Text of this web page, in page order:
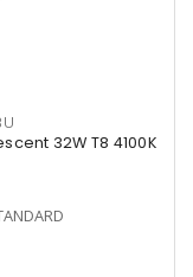
32W T8 4100K